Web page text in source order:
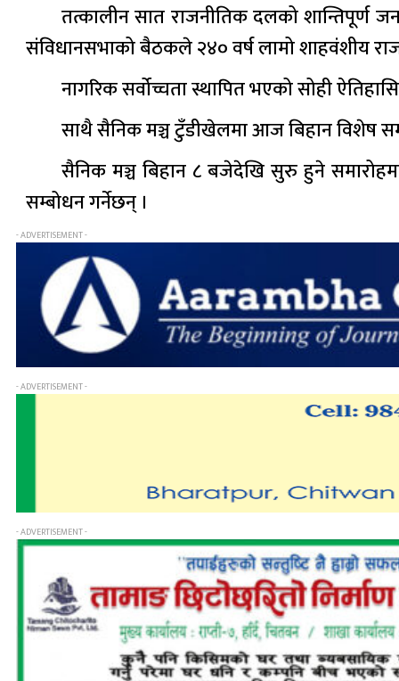
तत्कालीन सात राजनीतिक दलको शान्तिपूर्ण
संविधानसभाको बैठकले २४० वर्ष लामो शाहवंशीय
नागरिक सर्वोच्चता स्थापित भएको सोही
साथै सैनिक मञ्च टुँडीखेलमा आज बिहान विशेष
सैनिक मञ्च बिहान ८ बजेदेखि सुरु हुने समारोहमा
सम्बोधन गर्नेछन् ।
- ADVERTISEMENT -
- ADVERTISEMENT -
- ADVERTISEMENT -